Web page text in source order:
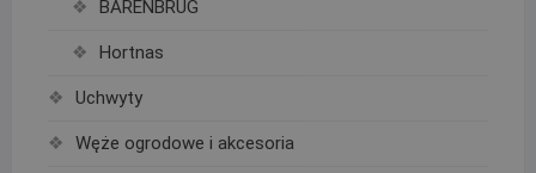
BARENBRUG
Hortnas
Uchwyty
Węże ogrodowe i akcesoria